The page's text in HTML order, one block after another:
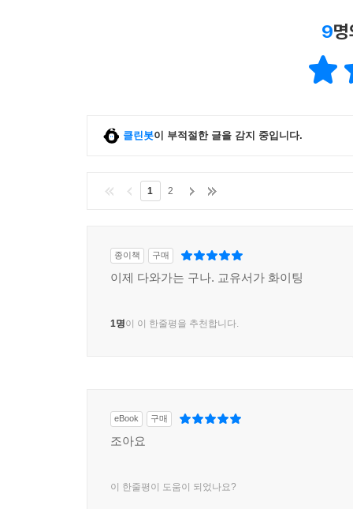
9
클린봇이 부적절한 글을 감지 중입니다.
1 2
종이책 구매
이제 다와가는 구나. 교유서가 화이팅
1명이 이 한줄평을 추천합니다.
eBook 구매
조아요
이 한줄평이 도움이 되었나요?